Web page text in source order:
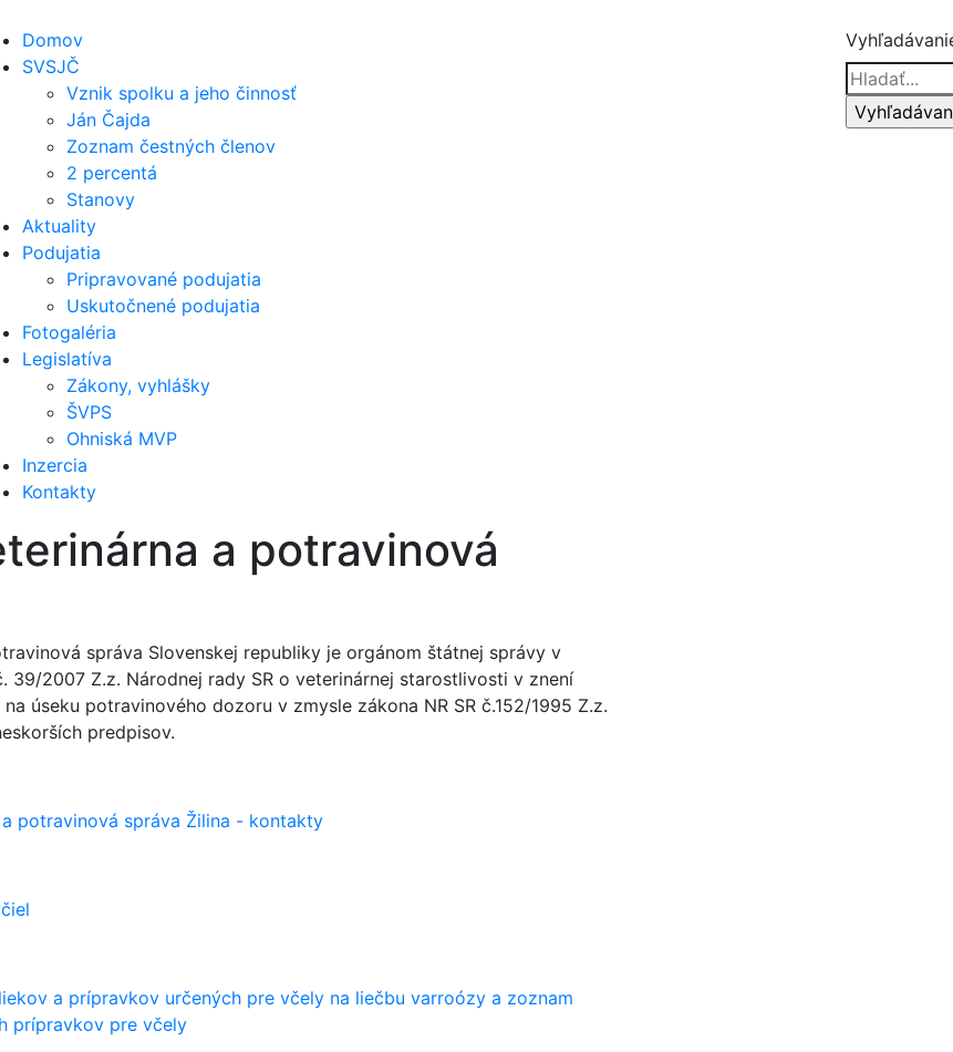
Domov
SVSJČ
Vznik spolku a jeho činnosť
Ján Čajda
Zoznam čestných členov
2 percentá
Stanovy
Aktuality
Podujatia
Pripravované podujatia
Uskutočnené podujatia
Fotogaléria
Legislatíva
Zákony, vyhlášky
ŠVPS
Ohniská MVP
Inzercia
Kontakty
a potravinová
správa Slovenskej republiky je orgánom štátnej správy v
39/2007 Z.z. Národnej rady SR o veterinárnej starostlivosti v znení
úseku potravinového dozoru v zmysle zákona NR SR č.152/1995 Z.z.
predpisov.
potravinová správa Žilina - kontakty
a prípravkov určených pre včely na liečbu varroózy a zoznam
prípravkov pre včely